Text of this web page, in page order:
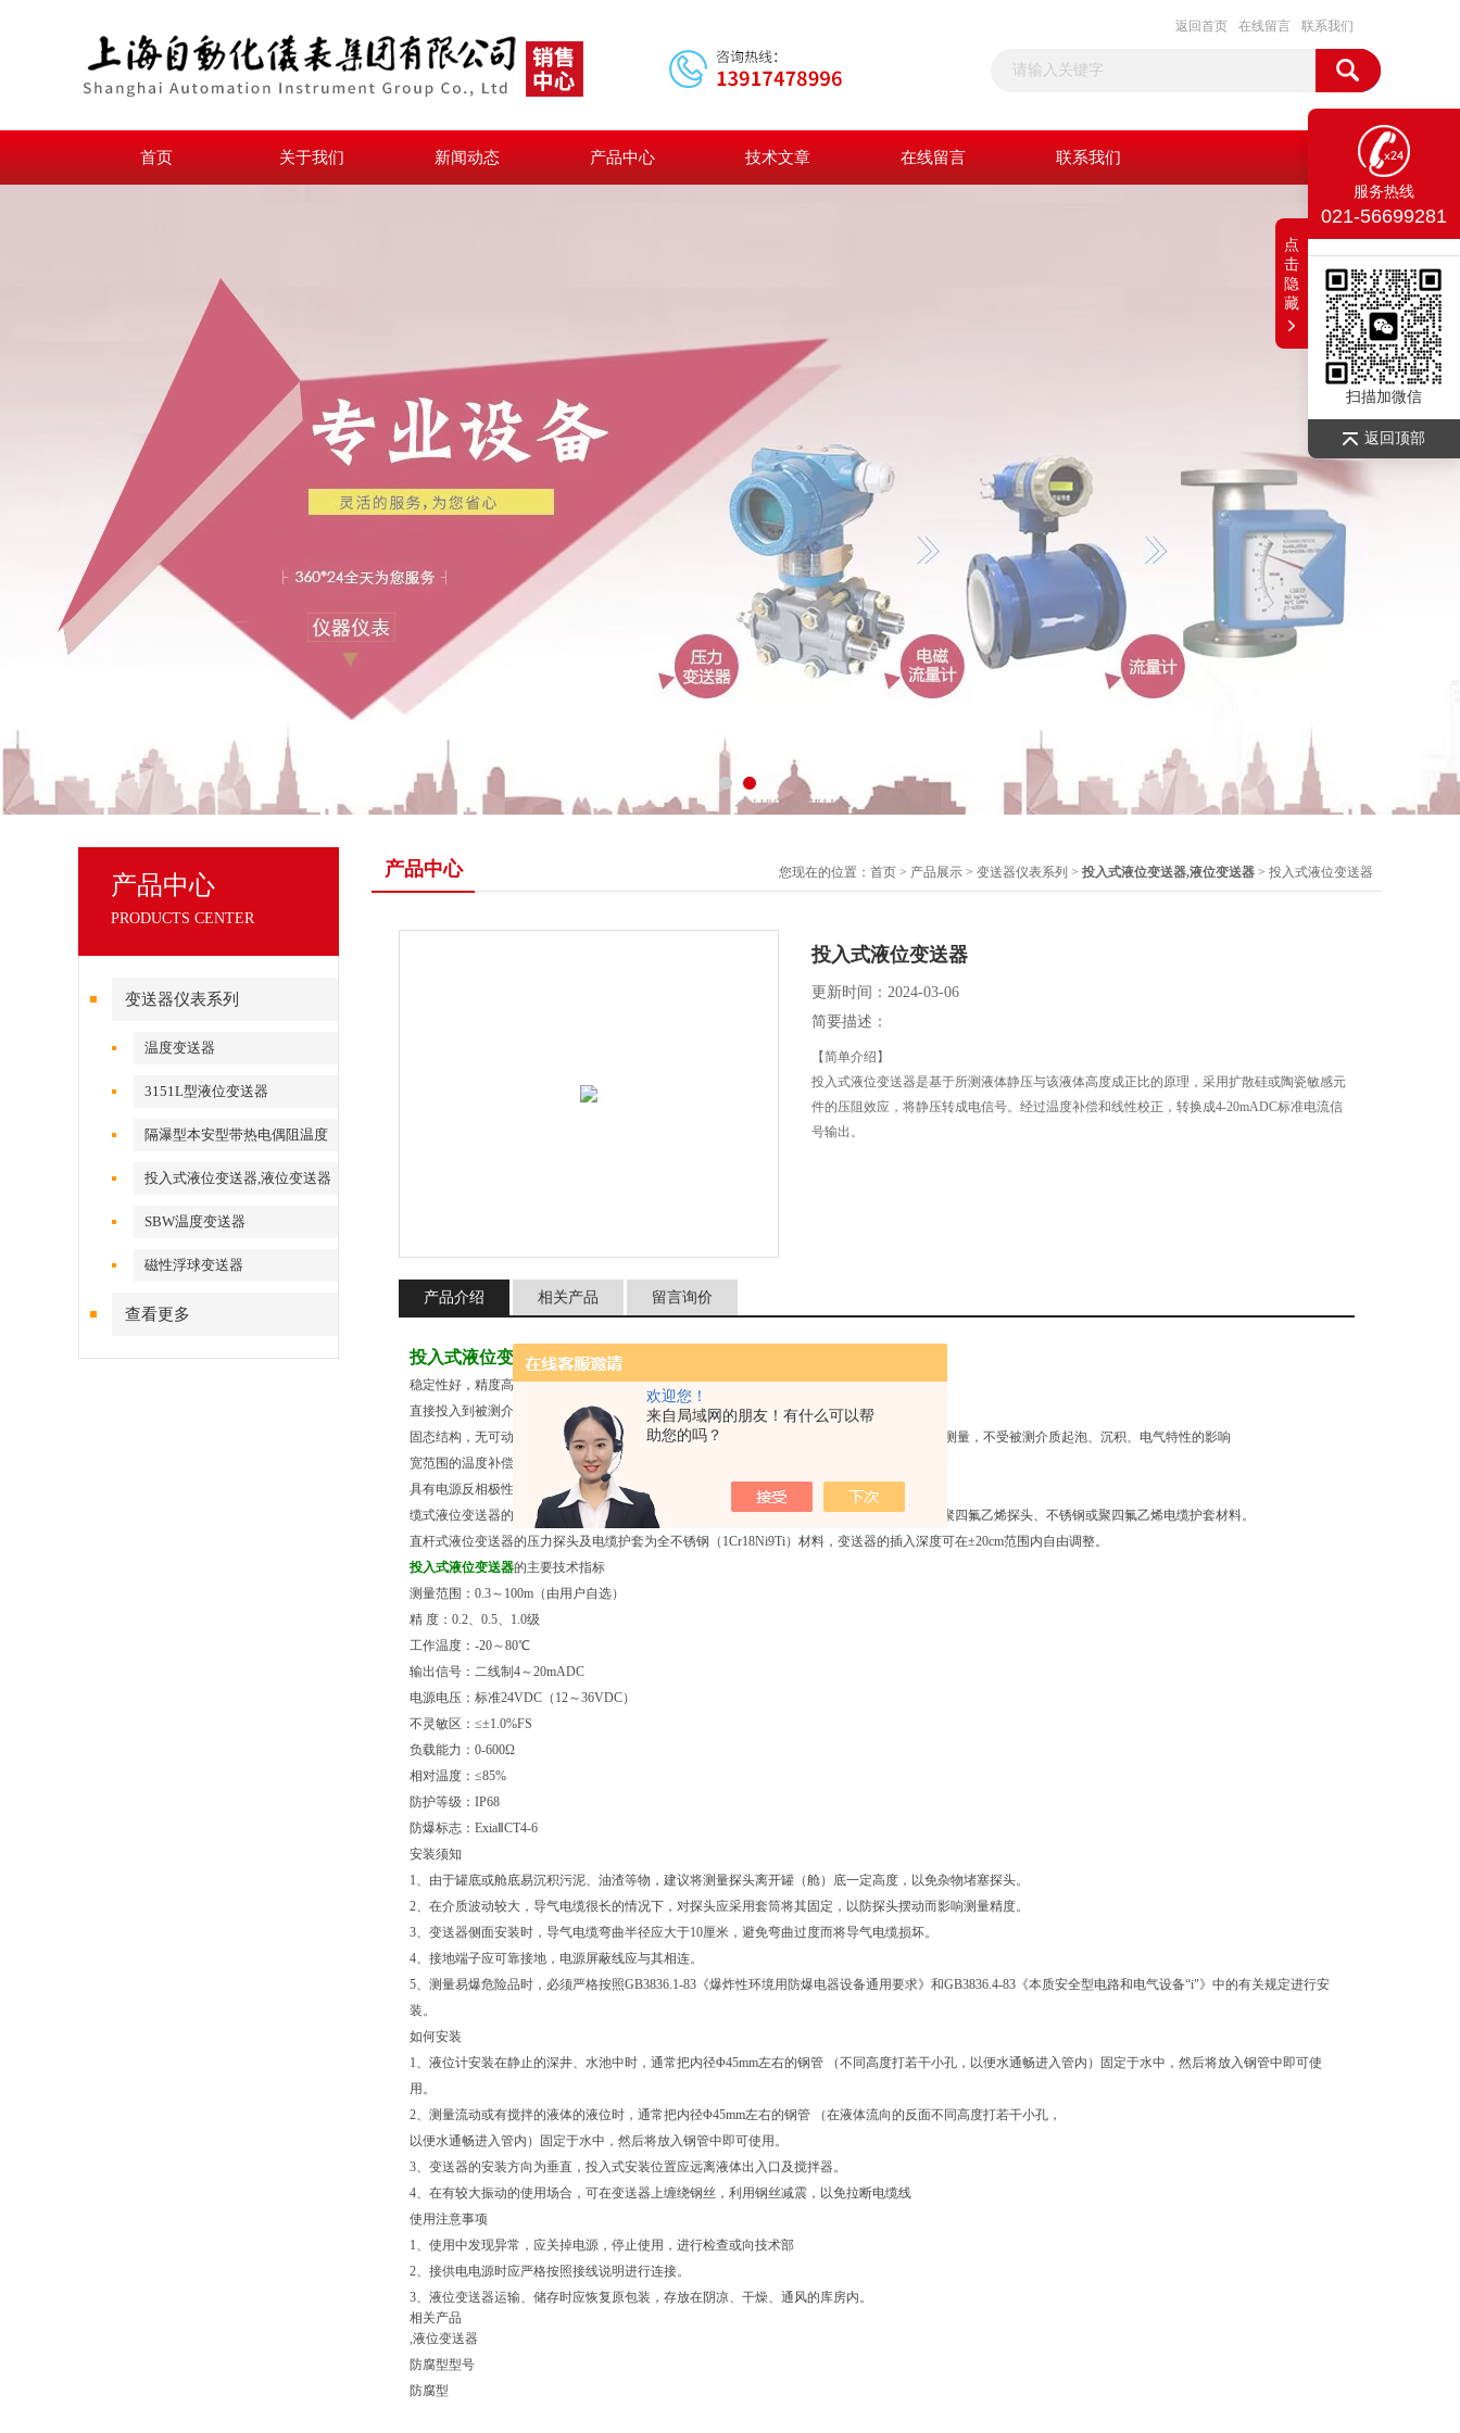
欢迎您！
来自局域网的朋友！有什么可以帮
助您的吗？
返回首页 在线留言 联系我们
首页 关于我们 新闻动态 产品中心 技术文章 在线留言 联系我们
产品中心
PRODUCTS CENTER
变送器仪表系列
温度变送器
3151L型液位变送器
隔瀑型本安型带热电偶阻温度
变送器
投入式液位变送器,液位变送器
SBW温度变送器
磁性浮球变送器
查看更多
产品中心 您现在的位置： 首页 > 产品展示 > 变送器仪表系列 > 投入式液位变送器,液位变送器 > 投入式液位变送器
投入式液位变送器
更新时间：2024-03-06
简要描述：
【简单介绍】
投入式液位变送器是基于所测液体静压与该液体高度成正比的原理，采用扩散硅或陶瓷敏感元
件的压阻效应，将静压转成电信号。经过温度补偿和线性校正，转换成4-20mADC标准电流信
号输出。
产品介绍 相关产品 留言询价
投入式液位变送器的特点
稳定性好，精度高
直接投入到被测介质中，安装使用相当方便。
固态结构，无可动部件，高可靠性，使用寿命长从水、油到粘度较大的糊状都可以进行高精度测量，不受被测介质起泡、沉积、电气特性的影响
宽范围的温度补偿。
具有电源反相极性保护及过载限流保护。
缆式液位变送器的压力探头为不锈钢（1Cr18Ni9Ti）材料，电缆护套为橡塑，特殊要求可选择聚四氟乙烯探头、不锈钢或聚四氟乙烯电缆护套材料。
直杆式液位变送器的压力探头及电缆护套为全不锈钢（1Cr18Ni9Ti）材料，变送器的插入深度可在±20cm范围内自由调整。
投入式液位变送器的主要技术指标
测量范围：0.3～100m（由用户自选）
精 度：0.2、0.5、1.0级
工作温度：-20～80℃
输出信号：二线制4～20mADC
电源电压：标准24VDC（12～36VDC）
不灵敏区：≤±1.0%FS
负载能力：0-600Ω
相对温度：≤85%
防护等级：IP68
防爆标志：ExiaⅡCT4-6
安装须知
1、由于罐底或舱底易沉积污泥、油渣等物，建议将测量探头离开罐（舱）底一定高度，以免杂物堵塞探头。
2、在介质波动较大，导气电缆很长的情况下，对探头应采用套筒将其固定，以防探头摆动而影响测量精度。
3、变送器侧面安装时，导气电缆弯曲半径应大于10厘米，避免弯曲过度而将导气电缆损坏。
4、接地端子应可靠接地，电源屏蔽线应与其相连。
5、测量易爆危险品时，必须严格按照GB3836.1-83《爆炸性环境用防爆电器设备通用要求》和GB3836.4-83《本质安全型电路和电气设备“i"》中的有关规定进行安
装。
如何安装
1、液位计安装在静止的深井、水池中时，通常把内径Φ45mm左右的钢管 （不同高度打若干小孔，以便水通畅进入管内）固定于水中，然后将放入钢管中即可使
用。
2、测量流动或有搅拌的液体的液位时，通常把内径Φ45mm左右的钢管 （在液体流向的反面不同高度打若干小孔，
以便水通畅进入管内）固定于水中，然后将放入钢管中即可使用。
3、变送器的安装方向为垂直，投入式安装位置应远离液体出入口及搅拌器。
4、在有较大振动的使用场合，可在变送器上缠绕钢丝，利用钢丝减震，以免拉断电缆线
使用注意事项
1、使用中发现异常，应关掉电源，停止使用，进行检查或向技术部
2、接供电电源时应严格按照接线说明进行连接。
3、液位变送器运输、储存时应恢复原包装，存放在阴凉、干燥、通风的库房内。
相关产品
,液位变送器
防腐型型号
防腐型
服务热线
021-56699281
扫描加微信
返回顶部
点
击
隐
藏